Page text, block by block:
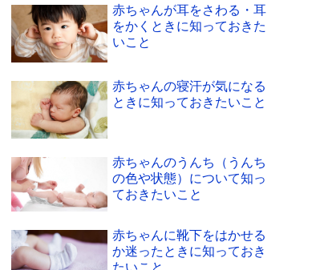
赤ちゃんが耳をさわる・耳
をかくときに知っておきた
いこと
赤ちゃんの寝汗が気になる
ときに知っておきたいこと
赤ちゃんのうんち（うんち
の色や状態）について知っ
ておきたいこと
赤ちゃんに靴下をはかせる
か迷ったときに知っておき